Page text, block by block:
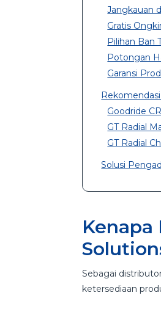
Jangkauan
Gratis
Pilihan Ban
Potongan
Garansi
Goodride
GT Radial
GT Radial
Solusi
Kenapa
Sebagai
ketersediaan